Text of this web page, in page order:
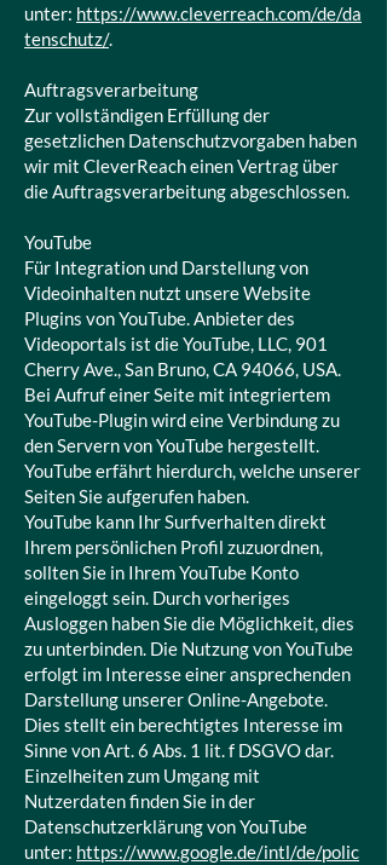
unter: https://www.cleverreach.com/de/da
tenschutz/.
Auftragsverarbeitung
Zur vollständigen Erfüllung der
gesetzlichen Datenschutzvorgaben haben
wir mit CleverReach einen Vertrag über
die Auftragsverarbeitung abgeschlossen.
YouTube
Für Integration und Darstellung von
Videoinhalten nutzt unsere Website
Plugins von YouTube. Anbieter des
Videoportals ist die YouTube, LLC, 901
Cherry Ave., San Bruno, CA 94066, USA.
Bei Aufruf einer Seite mit integriertem
YouTube-Plugin wird eine Verbindung zu
den Servern von YouTube hergestellt.
YouTube erfährt hierdurch, welche unserer
Seiten Sie aufgerufen haben.
YouTube kann Ihr Surfverhalten direkt
Ihrem persönlichen Profil zuzuordnen,
sollten Sie in Ihrem YouTube Konto
eingeloggt sein. Durch vorheriges
Ausloggen haben Sie die Möglichkeit, dies
zu unterbinden. Die Nutzung von YouTube
erfolgt im Interesse einer ansprechenden
Darstellung unserer Online-Angebote.
Dies stellt ein berechtigtes Interesse im
Sinne von Art. 6 Abs. 1 lit. f DSGVO dar.
Einzelheiten zum Umgang mit
Nutzerdaten finden Sie in der
Datenschutzerklärung von YouTube
unter: https://www.google.de/intl/de/polic